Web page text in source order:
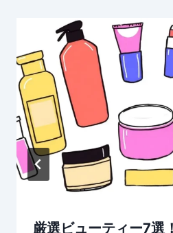
厳選ビューティー7選